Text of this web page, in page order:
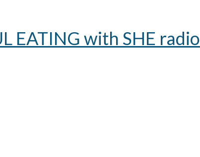
EATING with SHE radio